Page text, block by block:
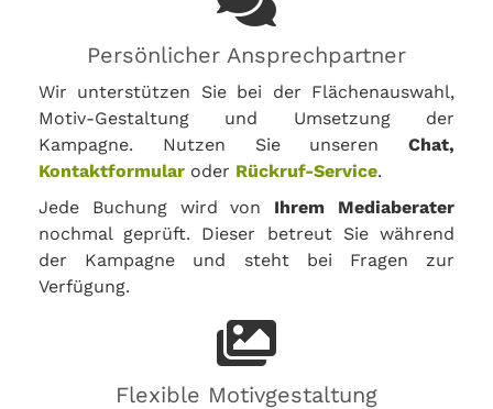
Persönlicher Ansprechpartner
Wir unterstützen Sie bei der Flächenauswahl,
Motiv-Gestaltung und Umsetzung der
Kampagne. Nutzen Sie unseren Chat,
Kontaktformular oder Rückruf-Service.
Jede Buchung wird von Ihrem Mediaberater
nochmal geprüft. Dieser betreut Sie während
der Kampagne und steht bei Fragen zur
Verfügung.
Flexible Motivgestaltung